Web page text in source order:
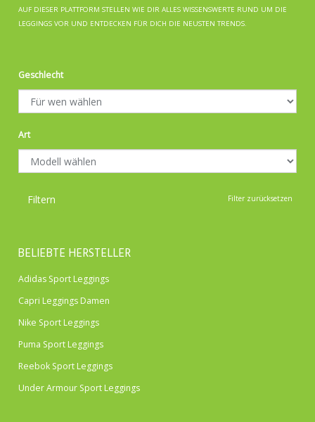
AUF DIESER PLATTFORM STELLEN WIE DIR ALLES WISSENSWERTE RUND UM DIE
LEGGINGS VOR UND ENTDECKEN FÜR DICH DIE NEUSTEN TRENDS.
Geschlecht
Art
Filter zurücksetzen
Filtern
BELIEBTE HERSTELLER
Adidas Sport Leggings
Capri Leggings Damen
Nike Sport Leggings
Puma Sport Leggings
Reebok Sport Leggings
Under Armour Sport Leggings